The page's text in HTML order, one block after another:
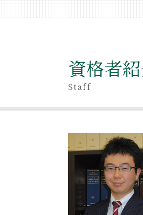
不当利得返還 遺
相続 同居期間
相続 売却
相続 どこまで
相続 争い
不当利得返還
相続 いとこ
相続 同意書
相続 あとから
相続 アパート
世田谷区 相続
資格者
Staff